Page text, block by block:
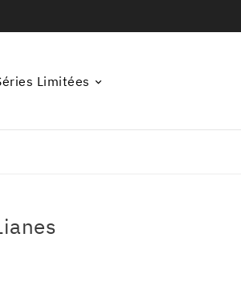
Limitées